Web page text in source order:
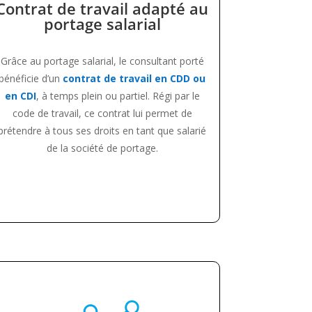
de travail adapté au
portage salarial
Grâce au portage salarial, le consultant porté
d’un contrat de travail en CDD ou
en CDI, à temps plein ou partiel. Régi par le
code de travail, ce contrat lui permet de
à tous ses droits en tant que salarié
de la société de portage.